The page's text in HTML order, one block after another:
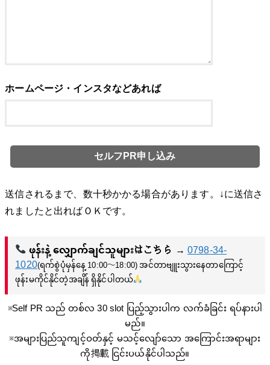
ホームページ・インスタなどあれば
送信されるまで、数十秒かかる場合があります。↓に送信さ
れましたと出ればＯＫです。
ဖုန်းနဲ့ လျှောက်ချင်သူများはこちら →0798-34-
1020(ရက်စွဲပုံမှန်နေ့ 10:00〜18:00) အင်တာဗျူးသွားနေတာကြောင့်
ဖုန်းမကိုင်နိုင်တဲ့အချိန် ရှိနိုင်ပါတယ်
※Self PR သည် တစ်လ 30 slot ပြည့်သွားပါက လက်ခံခြင်း ရပ်နားပါ
မည်။
※အများပြည်သူကျင့်ဝတ်နှင့် မသင့်လျော်သော အကြောင်းအရာများ
ကို掲載 ငြင်းပယ်နိုင်ပါသည်။